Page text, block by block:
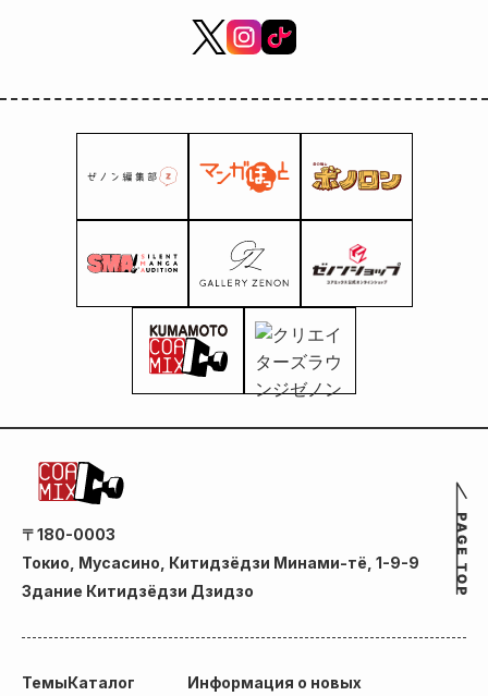
ограниченного выпуска!!
〒180-0003
Токио, Мусасино, Китидзёдзи Минами-тё, 1-9-9
Здание Китидзёдзи Дзидзо
ТемыКаталог
Информация о новых